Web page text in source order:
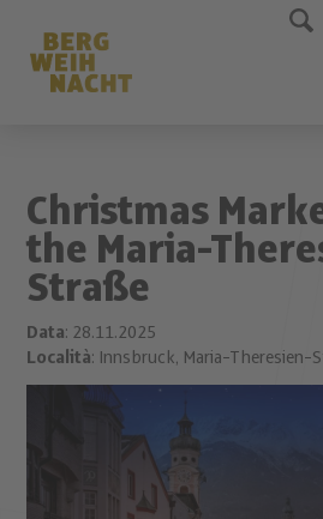
Christmas
the Maria-
Straße
Data: 28.11.2025
Località: Innsbruck, Maria-Theresien-